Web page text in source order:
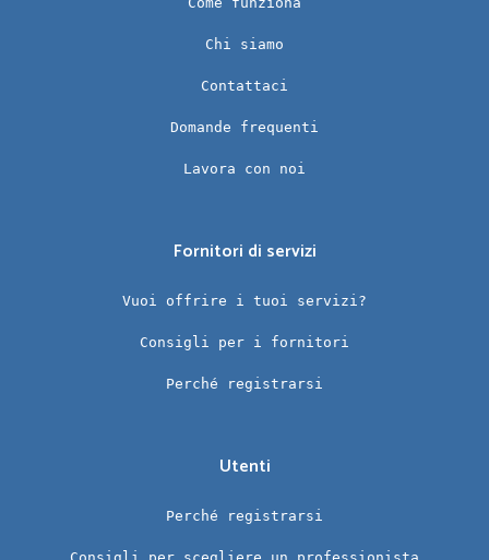
Chi siamo
Contattaci
Domande frequenti
Lavora con noi
Fornitori di servizi
Vuoi offrire i tuoi servizi?
Consigli per i fornitori
Perché registrarsi
Utenti
Perché registrarsi